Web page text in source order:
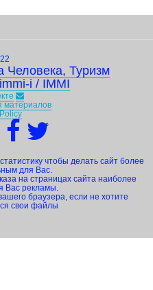
Туризм
i / IMMI
материалов
чтобы делать сайт более
для Вас.
на страницах сайта наиболее
Вас рекламы.
браузера, если не хотите
свои файлы